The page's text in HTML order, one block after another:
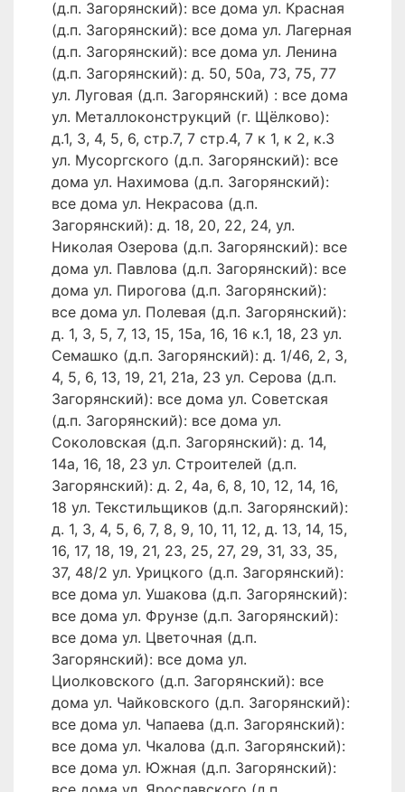
(д.п. Загорянский): все дома ул. Красная
(д.п. Загорянский): все дома ул. Лагерная
(д.п. Загорянский): все дома ул. Ленина
(д.п. Загорянский): д. 50, 50а, 73, 75, 77
ул. Луговая (д.п. Загорянский) : все дома
ул. Металлоконструкций (г. Щёлково):
д.1, 3, 4, 5, 6, стр.7, 7 стр.4, 7 к 1, к 2, к.3
ул. Мусоргского (д.п. Загорянский): все
дома ул. Нахимова (д.п. Загорянский):
все дома ул. Некрасова (д.п.
Загорянский): д. 18, 20, 22, 24, ул.
Николая Озерова (д.п. Загорянский): все
дома ул. Павлова (д.п. Загорянский): все
дома ул. Пирогова (д.п. Загорянский):
все дома ул. Полевая (д.п. Загорянский):
д. 1, 3, 5, 7, 13, 15, 15а, 16, 16 к.1, 18, 23 ул.
Семашко (д.п. Загорянский): д. 1/46, 2, 3,
4, 5, 6, 13, 19, 21, 21а, 23 ул. Серова (д.п.
Загорянский): все дома ул. Советская
(д.п. Загорянский): все дома ул.
Соколовская (д.п. Загорянский): д. 14,
14а, 16, 18, 23 ул. Строителей (д.п.
Загорянский): д. 2, 4а, 6, 8, 10, 12, 14, 16,
18 ул. Текстильщиков (д.п. Загорянский):
д. 1, 3, 4, 5, 6, 7, 8, 9, 10, 11, 12, д. 13, 14, 15,
16, 17, 18, 19, 21, 23, 25, 27, 29, 31, 33, 35,
37, 48/2 ул. Урицкого (д.п. Загорянский):
все дома ул. Ушакова (д.п. Загорянский):
все дома ул. Фрунзе (д.п. Загорянский):
все дома ул. Цветочная (д.п.
Загорянский): все дома ул.
Циолковского (д.п. Загорянский): все
дома ул. Чайковского (д.п. Загорянский):
все дома ул. Чапаева (д.п. Загорянский):
все дома ул. Чкалова (д.п. Загорянский):
все дома ул. Южная (д.п. Загорянский):